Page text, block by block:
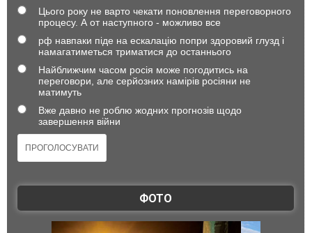
Цього року не варто чекати поновлення переговорного
процесу. А от наступного - можливо все
рф навпаки піде на ескалацію попри здоровий глузд і
намагатиметься триматися до останнього
Найближчим часом росія може погодитись на
переговори, але серйозних намірів росіяни не
матимуть
Вже давно не роблю жодних прогнозів щодо
завершення війни
ФОТО